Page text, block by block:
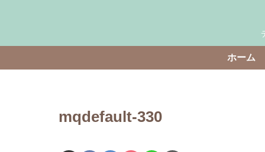
ホーム
mqdefault-330